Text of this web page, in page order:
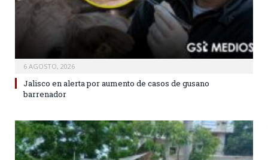
6 AGOSTO, 2026
Jalisco en alerta por aumento de casos de gusano
barrenador